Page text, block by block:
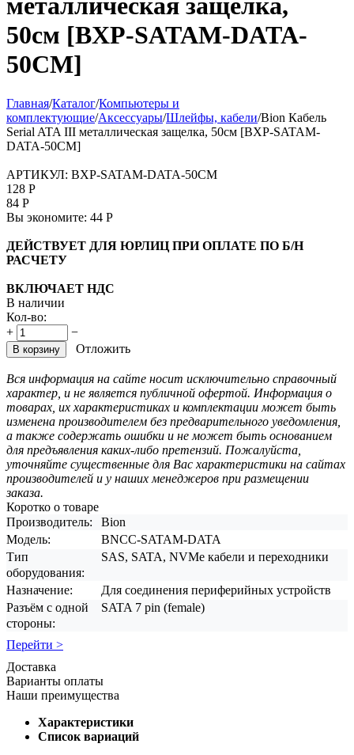
металлическая защелка,
50см [BXP-SATAM-DATA-
50CM]
Главная/Каталог/Компьютеры и
комплектующие/Аксессуары/Шлейфы, кабели/Bion Кабель
Serial ATA III металлическая защелка, 50см [BXP-SATAM-
DATA-50CM]
АРТИКУЛ: BXP-SATAM-DATA-50CM
128 Р
84 Р
Вы экономите: 44 Р
ДЕЙСТВУЕТ ДЛЯ ЮРЛИЦ ПРИ ОПЛАТЕ ПО Б/Н
РАСЧЕТУ
ВКЛЮЧАЕТ НДС
В наличии
Кол-во:
+
−
В корзину Отложить
Вся информация на сайте носит исключительно справочный
характер, и не является публичной офертой. Информация о
товарах, их характеристиках и комплектации может быть
изменена производителем без предварительного уведомления,
а также содержать ошибки и не может быть основанием
для предъявления каких-либо претензий. Пожалуйста,
уточняйте существенные для Вас характеристики на сайтах
производителей и у наших менеджеров при размещении
заказа.
Коротко о товаре
Производитель:
Bion
Модель:
BNCC-SATAM-DATA
Тип
оборудования:
SAS, SATA, NVMe кабели и переходники
Назначение:
Для соединения периферийных устройств
Разъём с одной
стороны:
SATA 7 pin (female)
Перейти >
Доставка
Варианты оплаты
Наши преимущества
Характеристики
Список вариаций